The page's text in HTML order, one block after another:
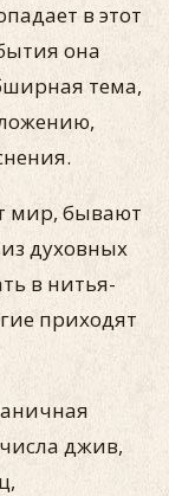
в этот
она
тема,
мир, бывают
духовных
в нитья-
приходят
джив,